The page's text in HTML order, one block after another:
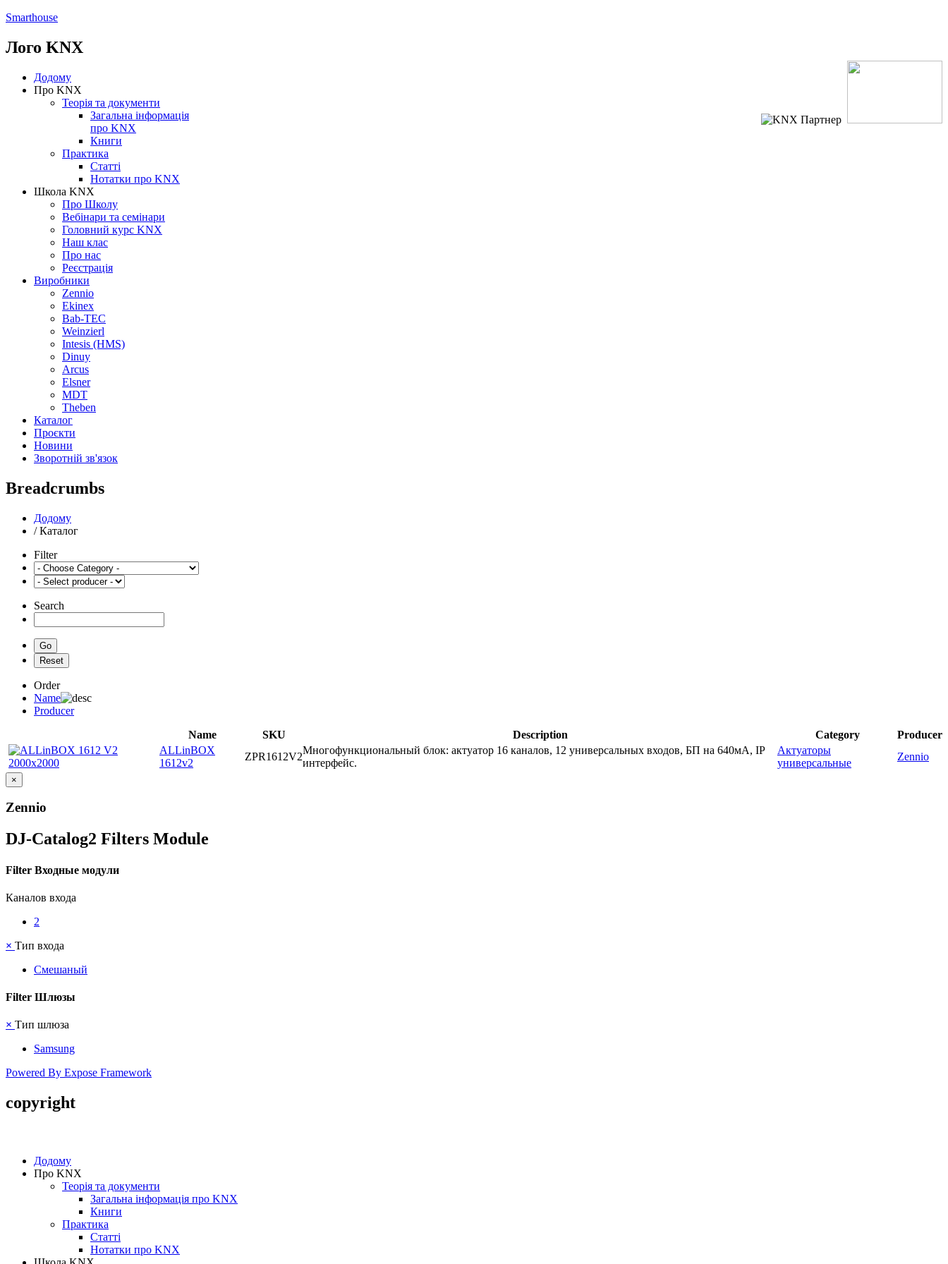
Smarthouse
Лого KNX
Додому
Про KNX
Теорія та документи
Загальна інформація
про KNX
Книги
Практика
Статті
Нотатки про KNХ
Школа KNX
Про Школу
Вебінари та семінари
Головний курс KNX
Наш клас
Про нас
Реєстрація
Виробники
Zennio
Ekinex
Bab-TEC
Weinzierl
Intesis (HMS)
Dinuy
Arcus
Elsner
MDT
Theben
Каталог
Проєкти
Новини
Зворотній зв'язок
Breadcrumbs
Додому
/ Каталог
Filter
Search
Order
Name
Producer
Name
SKU Description Category
Producer
ALLinBOX
1612v2
ZPR1612V2
Многофункциональный блок: актуатор 16 каналов, 12 универсальных входов, БП на 640мА, IP
интерфейс.
Актуаторы
универсальные
Zennio
×
Zennio
DJ-Catalog2 Filters Module
Filter Входные модули
Каналов входа
2
× Тип входа
Смешаный
Filter Шлюзы
× Тип шлюза
Samsung
Powered By Expose Framework
copyright
Додому
Про KNX
Теорія та документи
Загальна інформація про KNX
Книги
Практика
Статті
Нотатки про KNХ